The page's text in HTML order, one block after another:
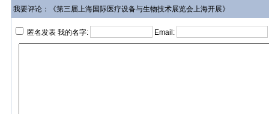
我要评论：《第三届上海国际医疗设备与生物技术展览会上海开展》
匿名发表 我的名字: Email: